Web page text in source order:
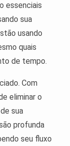
essenciais
sua
usando
quais
de tempo.
Com
eliminar o
sua
profunda
seu fluxo